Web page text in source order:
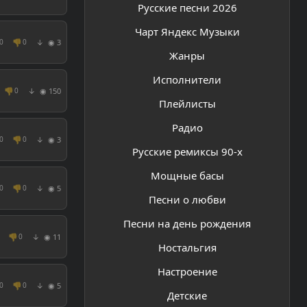
Русские песни 2026
Чарт Яндекс Музыки
Жанры
Исполнители
Плейлисты
Радио
Русские ремиксы 90-х
Мощные басы
Песни о любви
Песни на день рождения
Ностальгия
Настроение
Детские
0 👎 0 ↓ ◉ 3
👎 0 ↓ ◉ 150
0 👎 0 ↓ ◉ 3
0 👎 0 ↓ ◉ 5
👎 0 ↓ ◉ 11
0 👎 0 ↓ ◉ 5